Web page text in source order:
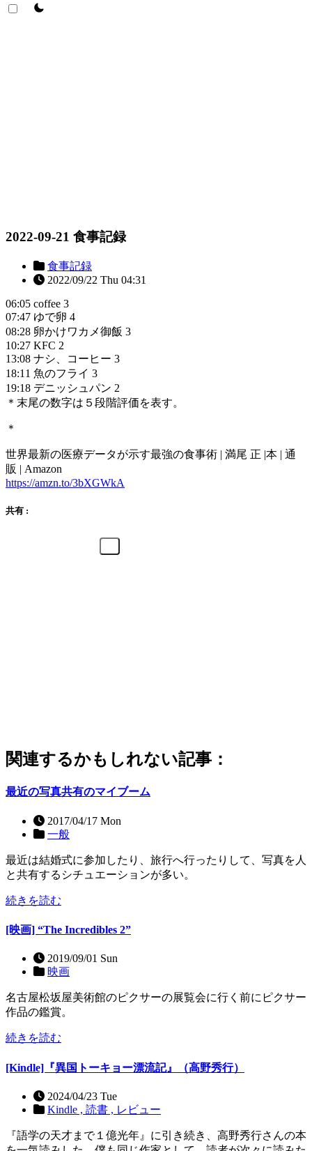
theme switcher
2022-09-21 食事記録
食事記録
2022/09/22 Thu 04:31
06:05 coffee 3
07:47 ゆで卵 4
08:28 卵かけワカメ御飯 3
10:27 KFC 2
13:08 ナシ、コーヒー 3
18:11 魚のフライ 3
19:18 デニッシュパン 2
＊末尾の数字は５段階評価を表す。
＊
世界最新の医療データが示す最強の食事術 | 満尾 正 |本 | 通
販 | Amazon
https://amzn.to/3bXGWkA
共有 :
関連するかもしれない記事：
最近の写真共有のマイブーム
2017/04/17 Mon
一般
最近は結婚式に参加したり、旅行へ行ったりして、写真を人
と共有するシチュエーションが多い。
続きを読む
[映画] “The Incredibles 2”
2019/09/01 Sun
映画
名古屋松坂屋美術館のピクサーの展覧会に行く前にピクサー
作品の鑑賞。
続きを読む
[Kindle]『異国トーキョー漂流記』（高野秀行）
2024/04/23 Tue
Kindle , 読書 , レビュー
『語学の天才まで１億光年』に引き続き、高野秀行さんの本